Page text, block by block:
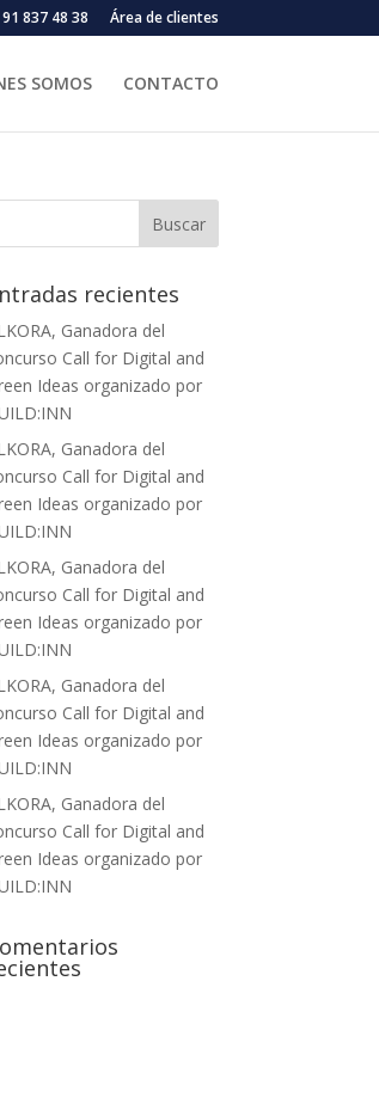
91 837 48 38 Área de clientes
SOMOS CONTACTO
recientes
Ganadora del
Call for Digital and
Ideas organizado por
Ganadora del
Call for Digital and
Ideas organizado por
Ganadora del
Call for Digital and
Ideas organizado por
Ganadora del
Call for Digital and
Ideas organizado por
Ganadora del
Call for Digital and
Ideas organizado por